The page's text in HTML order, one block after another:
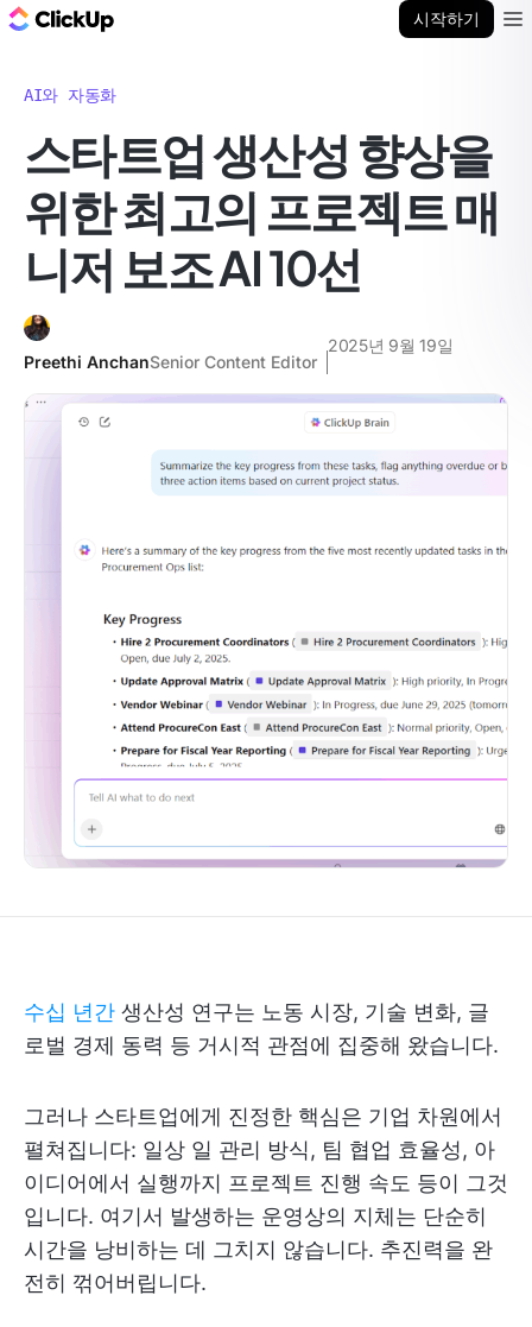
시작하기
AI와 자동화
스타트업 생산성 향상을
위한 최고의 프로젝트 매
니저 보조 AI 10선
Preethi AnchanSenior Content Editor
2025년 9월 19일
수십 년간 생산성 연구는 노동 시장, 기술 변화, 글
로벌 경제 동력 등 거시적 관점에 집중해 왔습니다.
그러나 스타트업에게 진정한 핵심은 기업 차원에서
펼쳐집니다: 일상 일 관리 방식, 팀 협업 효율성, 아
이디어에서 실행까지 프로젝트 진행 속도 등이 그것
입니다. 여기서 발생하는 운영상의 지체는 단순히
시간을 낭비하는 데 그치지 않습니다. 추진력을 완
전히 꺾어버립니다.